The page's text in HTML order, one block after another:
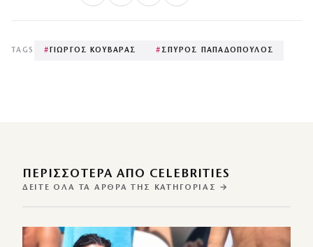
TAGS #ΓΙΩΡΓΟΣ ΚΟΥΒΑΡΑΣ # ΣΠΥΡΟΣ ΠΑΠΑΔΟΠΟΥΛΟΣ
ΠΕΡΙΣΣΌΤΕΡΑ ΑΠΌ CELEBRITIES
ΔΕΊΤΕ ΌΛΑ ΤΑ ΆΡΘΡΑ ΤΗΣ ΚΑΤΗΓΟΡΊΑΣ →